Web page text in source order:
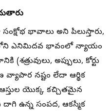
భావాలు అని పిలుస్తారు,
ఎనిమిదవ భావంలో న్యాయం
అప్పులు, కోర్టు
వ్యాపార నష్టం లేదా ఆర్థిక
యొక్క కచ్చితమైన
ఉన్న సంపద, ఆకస్మిక